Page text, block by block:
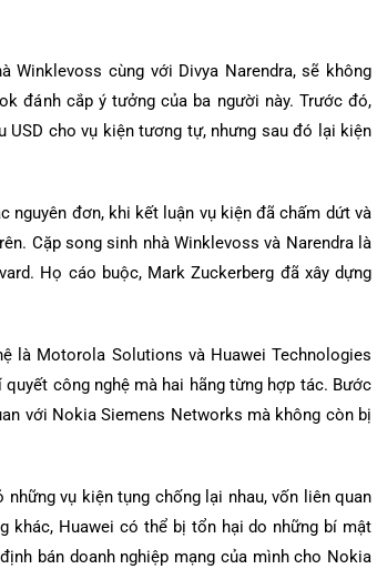
cùng với Divya Narendra, sẽ không
đánh cắp ý tưởng của ba người này. Trước đó,
cho vụ kiện tương tự, nhưng sau đó lại kiện
nguyên đơn, khi kết luận vụ kiện đã chấm dứt và
Cặp song sinh nhà Winklevoss và Narendra là
Họ cáo buộc, Mark Zuckerberg đã xây dựng
là Motorola Solutions và Huawei Technologies
công nghệ mà hai hãng từng hợp tác. Bước
với Nokia Siemens Networks mà không còn bị
vụ kiện tụng chống lại nhau, vốn liên quan
khác, Huawei có thể bị tổn hại do những bí mật
bán doanh nghiệp mạng của mình cho Nokia